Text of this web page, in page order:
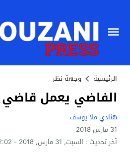
الرئيسية وجهة نظر
الفاضي يعمل قاضي
هنادي ملا يوسف
31 مارس 2018
آخر تحديث : السبت, 31 مارس, 2018 - 12:02 مساءً